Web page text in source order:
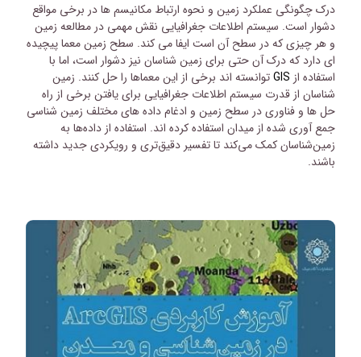
درک چگونگی عملکرد زمین و نحوه ارتباط مکانیسم ها در برخی مواقع
دشوار است. سیستم اطلاعات جغرافیایی نقش مهمی در مطالعه زمین
و هر چیزی که در سطح آن است ایفا می کند. سطح زمین معما پیچیده
ای دارد که درک آن حتی برای زمین شناسان نیز دشوار است، اما با
استفاده از GISتوانسته اند برخی از این معماها را حل کنند. زمین
شناسان از قدرت سیستم اطلاعات جغرافیایی برای یافتن برخی از راه
حل ها و فناوری در سطح زمین و ادغام داده های مختلف زمین شناسی
جمع آوری شده از میدان استفاده کرده اند. استفاده از داده‌ها به
زمین‌شناسان کمک می‌کند تا تفسیر دقیق‌تری و رویکردی جدید داشته
باشند.